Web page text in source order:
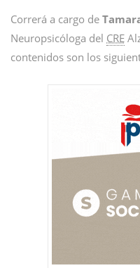
Correrá a cargo de
Neuropsicóloga del CRE
contenidos son los